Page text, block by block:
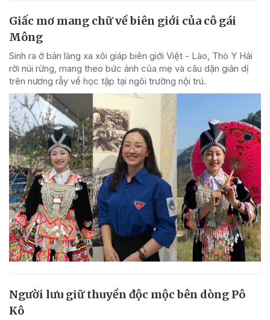
Giấc mơ mang chữ về biên giới của cô gái
Mông
Sinh ra ở bản làng xa xôi giáp biên giới Việt - Lào, Thò Y Hải
rời núi rừng, mang theo bức ảnh của mẹ và câu dặn giản dị
trên nương rẫy về học tập tại ngôi trường nội trú.
Người lưu giữ thuyền độc mộc bên dòng Pô
Kô